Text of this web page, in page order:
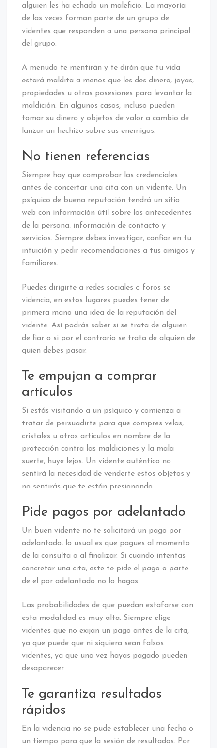
alguien les ha echado un maleficio. La mayoría
de las veces forman parte de un grupo de
videntes que responden a una persona principal
del grupo.
A menudo te mentirán y te dirán que tu vida
estará maldita a menos que les des dinero, joyas,
propiedades u otras posesiones para levantar la
maldición. En algunos casos, incluso pueden
tomar su dinero y objetos de valor a cambio de
lanzar un hechizo sobre sus enemigos.
No tienen referencias
Siempre hay que comprobar las credenciales
antes de concertar una cita con un vidente. Un
psíquico de buena reputación tendrá un sitio
web con información útil sobre los antecedentes
de la persona, información de contacto y
servicios. Siempre debes investigar, confiar en tu
intuición y pedir recomendaciones a tus amigos y
familiares.
Puedes dirigirte a redes sociales o foros se
videncia, en estos lugares puedes tener de
primera mano una idea de la reputación del
vidente. Así podrás saber si se trata de alguien
de fiar o si por el contrario se trata de alguien de
quien debes pasar.
Te empujan a comprar
artículos
Si estás visitando a un psíquico y comienza a
tratar de persuadirte para que compres velas,
cristales u otros artículos en nombre de la
protección contra las maldiciones y la mala
suerte, huye lejos. Un vidente auténtico no
sentirá la necesidad de venderte estos objetos y
no sentirás que te están presionando.
Pide pagos por adelantado
Un buen vidente no te solicitará un pago por
adelantado, lo usual es que pagues al momento
de la consulta o al finalizar. Si cuando intentas
concretar una cita, este te pide el pago o parte
de el por adelantado no lo hagas.
Las probabilidades de que puedan estafarse con
esta modalidad es muy alta. Siempre elige
videntes que no exijan un pago antes de la cita,
ya que puede que ni siquiera sean falsos
videntes, ya que una vez hayas pagado pueden
desaparecer.
Te garantiza resultados
rápidos
En la videncia no se pude establecer una fecha o
un tiempo para que la sesión de resultados. Por